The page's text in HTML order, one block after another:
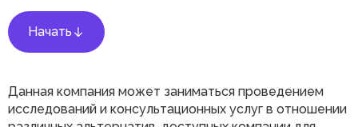
Начать
Данная компания может заниматься проведением
исследований и консультационных услуг в отношении